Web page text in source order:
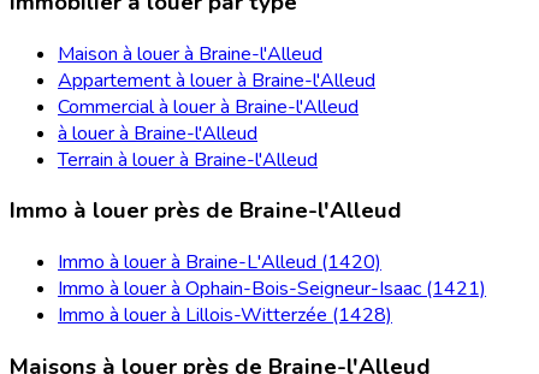
Maison à louer à Braine-l'Alleud
Appartement à louer à Braine-l'Alleud
Commercial à louer à Braine-l'Alleud
à louer à Braine-l'Alleud
Terrain à louer à Braine-l'Alleud
Immo à louer près de Braine-l'Alleud
Immo à louer à Braine-L'Alleud (1420)
Immo à louer à Ophain-Bois-Seigneur-Isaac (1421)
Immo à louer à Lillois-Witterzée (1428)
Maisons à louer près de Braine-l'Alleud